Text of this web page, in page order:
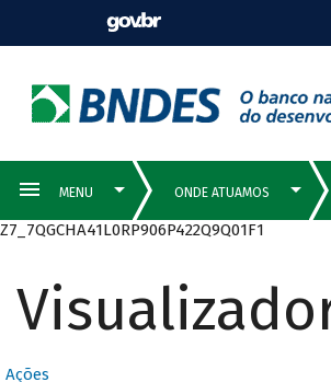
Z7_7QGCHA41L0RP906P422Q9Q01F1
Ações